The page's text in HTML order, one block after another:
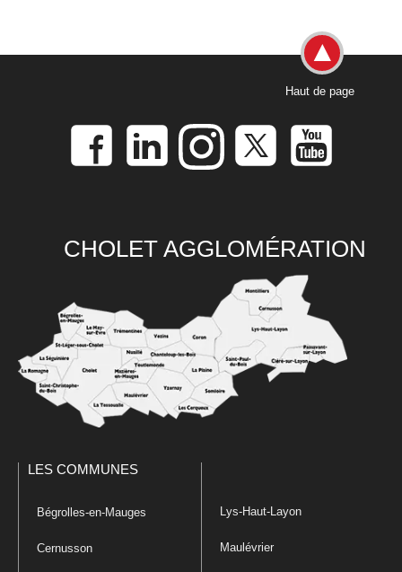
Haut de page
CHOLET AGGLOMÉRATION
LES COMMUNES
Bégrolles-en-Mauges
Cernusson
Lys-Haut-Layon
Maulévrier